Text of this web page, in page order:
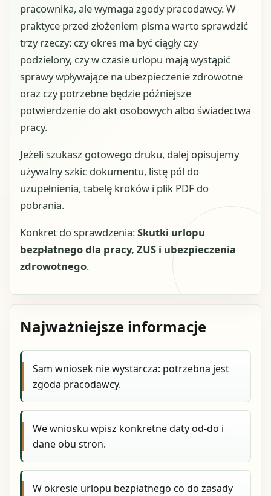
pracownika, ale wymaga zgody pracodawcy. W
praktyce przed złożeniem pisma warto sprawdzić
trzy rzeczy: czy okres ma być ciągły czy
podzielony, czy w czasie urlopu mają wystąpić
sprawy wpływające na ubezpieczenie zdrowotne
oraz czy potrzebne będzie późniejsze
potwierdzenie do akt osobowych albo świadectwa
pracy.
Jeżeli szukasz gotowego druku, dalej opisujemy
używalny szkic dokumentu, listę pól do
uzupełnienia, tabelę kroków i plik PDF do
pobrania.
Konkret do sprawdzenia:Skutki urlopu
bezpłatnego dla pracy, ZUS i ubezpieczenia
zdrowotnego.
Najważniejsze informacje
Sam wniosek nie wystarcza: potrzebna jest
zgoda pracodawcy.
We wniosku wpisz konkretne daty od-do i
dane obu stron.
W okresie urlopu bezpłatnego co do zasady